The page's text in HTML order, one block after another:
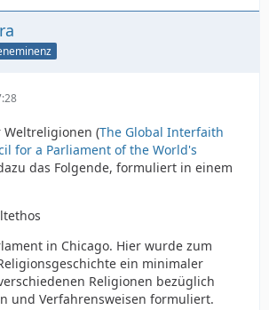
Weltreligionen (The Global Interfaith
for a Parliament of the World's
das Folgende, formuliert in einem
in Chicago. Hier wurde zum
ein minimaler
Religionen bezüglich
und Verfahrensweisen formuliert.